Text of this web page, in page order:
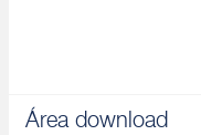
Área download